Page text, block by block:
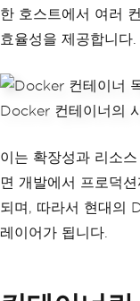
한 호스트에서 여러
효율성을 제공합니다.
이는 확장성과 리소
면 개발에서 프로덕
되며, 따라서 현대의
레이어가 됩니다.